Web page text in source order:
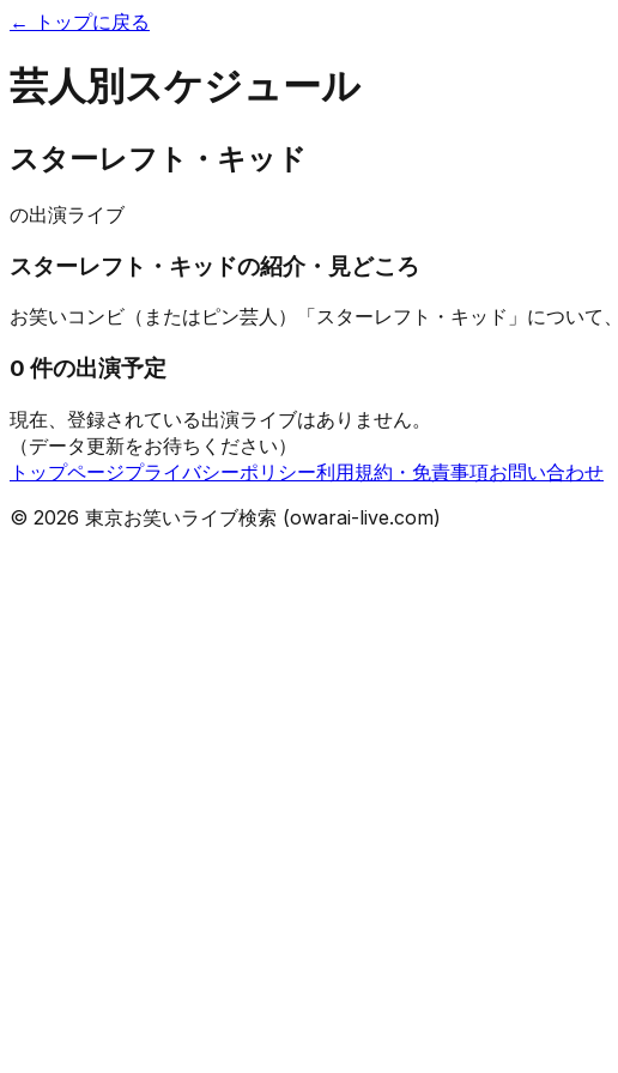
← トップに戻る
芸人別スケジュール
スターレフト・キッド
の出演ライブ
スターレフト・キッドの紹介・見どころ
お笑いコンビ（またはピン芸人）「スターレフト・キッド」について
0 件の出演予定
現在、登録されている出演ライブはありません。
（データ更新をお待ちください）
トップページプライバシーポリシー利用規約・免責事項お問い合わせ
© 2026 東京お笑いライブ検索 (owarai-live.com)